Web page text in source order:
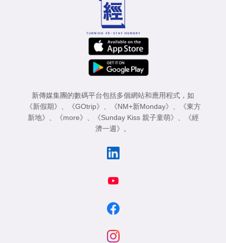
新傳媒集團的數碼平台包括多個網站和應用程式，如
《新假期》
《GOtrip》 《NM+新Monday》
《東方
新地》
《more》 《Sunday Kiss 親子童萌》
《經
濟一週》
。